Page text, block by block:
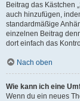
Beitrag das Kästchen
auch hinzufügen,
standardmäßige
einzelnen Beitrag
dort einfach das
Nach oben
Wie kann ich eine
Wenn du ein neues